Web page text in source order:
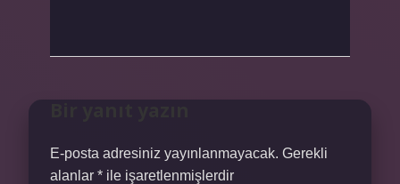
E-posta adresiniz yayınlanmayacak. Gerekli
alanlar * ile işaretlenmişlerdir